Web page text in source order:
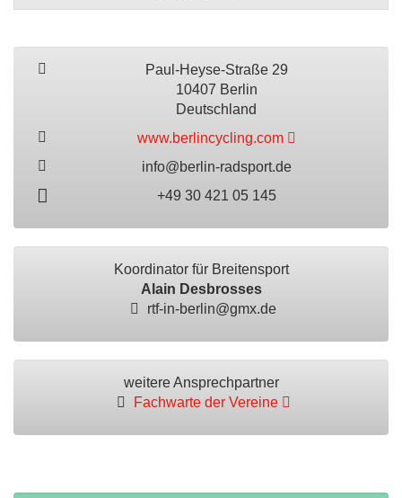
Paul-Heyse-Straße 29
10407 Berlin
Deutschland
www.berlincycling.com
info@berlin-radsport.de
+49 30 421 05 145
Koordinator für Breitensport
Alain Desbrosses
rtf-in-berlin@gmx.de
weitere Ansprechpartner
Fachwarte der Vereine